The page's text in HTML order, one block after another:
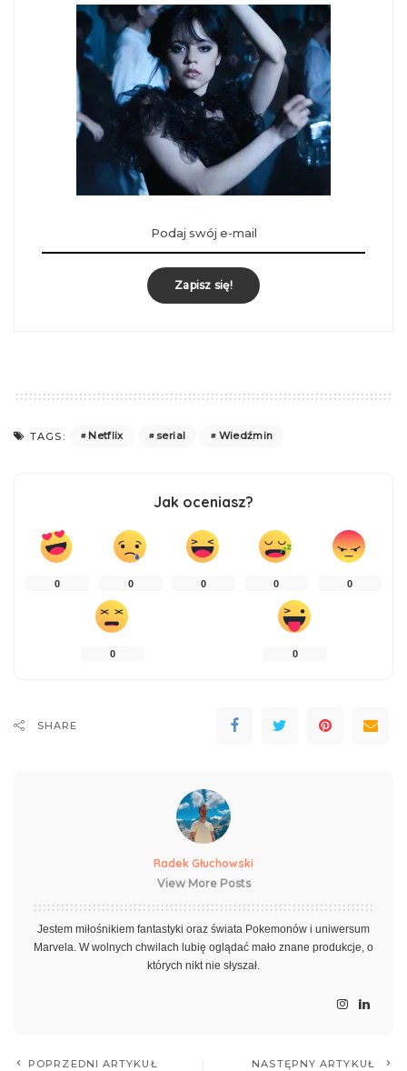
Zapisz się!
TAGS: Netflix serial Wiedźmin
Jak oceniasz?
0 0 0 0 0
0 0
SHARE
Radek Głuchowski
View More Posts
Jestem miłośnikiem fantastyki oraz świata Pokemonów i uniwersum
Marvela. W wolnych chwilach lubię oglądać mało znane produkcje, o
których nikt nie słyszał.
POPRZEDNI ARTYKUŁ NASTĘPNY ARTYKUŁ